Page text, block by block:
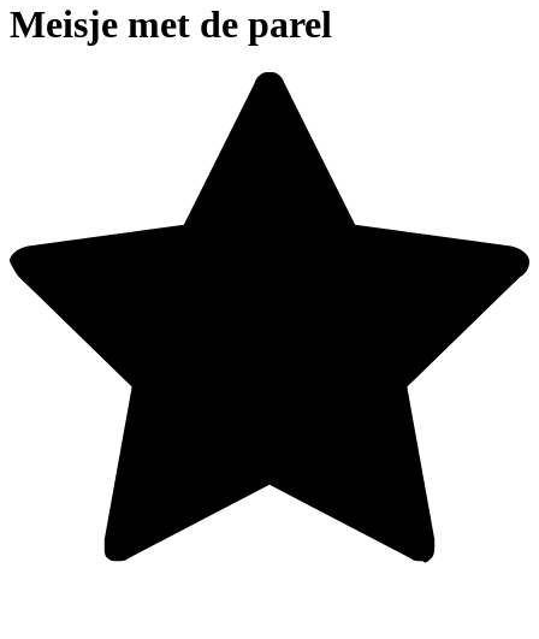
Meisje met de parel